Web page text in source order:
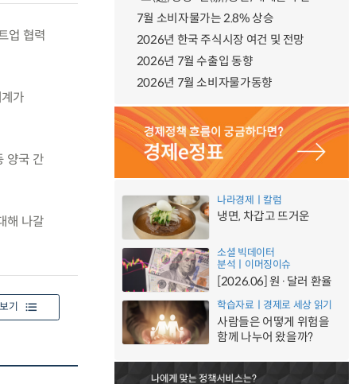
업 협력
가
양국 간
해 나갈
기
7월 소비자물가는 2.8% 상승
2026년 한국 주식시장 여건 및 전망
2026년 7월 수출입 동향
2026년 7월 소비자물가동향
나라경제ㅣ칼럼
냉면, 차갑고 뜨거운
소셜 빅데이터
분석ㅣ이머징이슈
[2026.06] 원·달러 환율
학습자료ㅣ경제로 세상 읽기
사람들은 어떻게 위험을
함께 나누어 왔을까?